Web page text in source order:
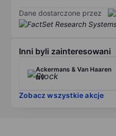
Dane dostarczone przez
Inni byli zainteresowani
Ackermans & Van Haaren
NV
Zobacz wszystkie akcje